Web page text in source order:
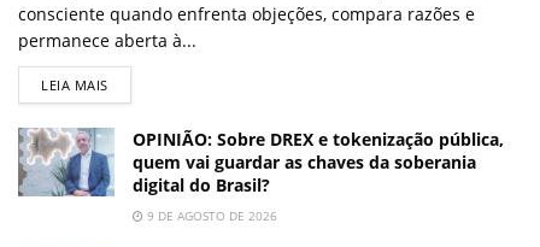
consciente quando enfrenta objeções, compara razões e
permanece aberta à...
LEIA MAIS
OPINIÃO: Sobre DREX e tokenização pública,
quem vai guardar as chaves da soberania
digital do Brasil?
9 DE AGOSTO DE 2026